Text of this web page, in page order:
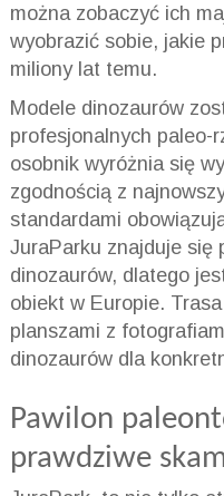
można zobaczyć ich
wyobrazić sobie, jakie
miliony lat temu.
Modele dinozaurów
profesjonalnych paleo-
osobnik wyróżnia się
zgodnością z
standardami
JuraParku znajduje się
dinozaurów, dlatego
obiekt w Europie.
planszami z
dinozaurów dla
Pawilon
prawdziwe